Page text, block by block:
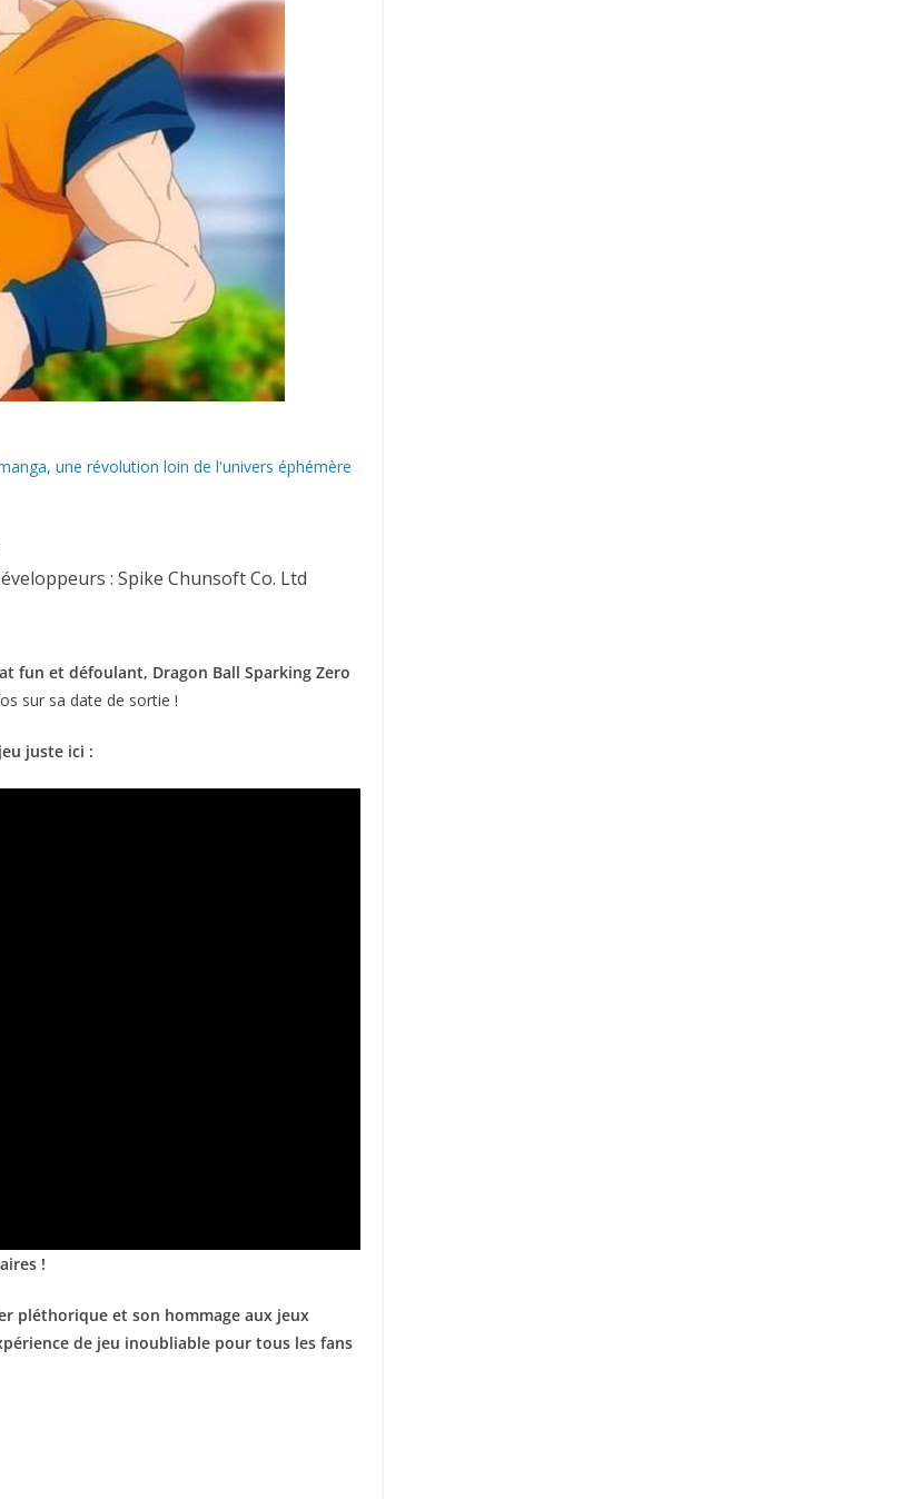
une révolution loin de l'univers éphémère
: Spike Chunsoft Co. Ltd
fun et défoulant, Dragon Ball Sparking Zero
sur sa date de sortie !
juste ici :
!
pléthorique et son hommage aux jeux
de jeu inoubliable pour tous les fans